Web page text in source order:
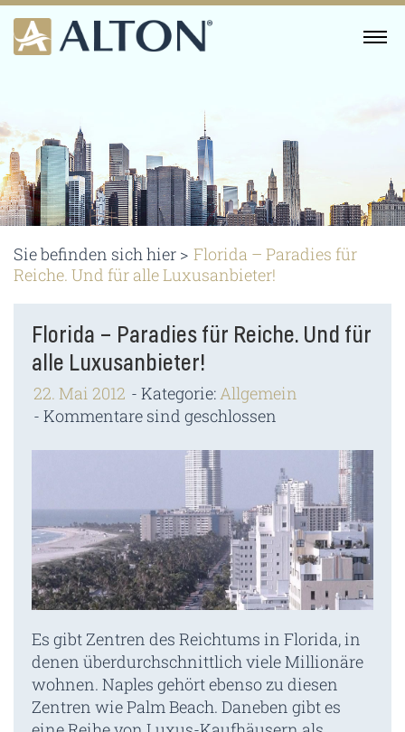
Skip
content
Sie befinden sich hier > Florida – Paradies für
Reiche. Und für alle Luxusanbieter!
Florida – Paradies für Reiche. Und für
alle Luxusanbieter!
22. Mai 2012 Kategorie:Allgemein
Kommentare sind geschlossen
Es gibt Zentren des Reichtums in Florida, in
denen überdurchschnittlich viele Millionäre
wohnen. Naples gehört ebenso zu diesen
Zentren wie Palm Beach. Daneben gibt es